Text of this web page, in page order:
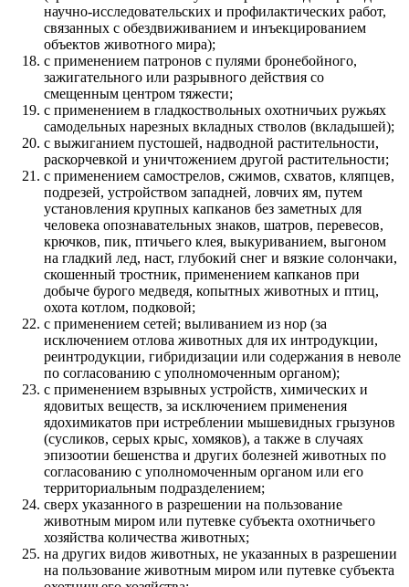
научно-исследовательских и профилактических работ,
связанных с обездвиживанием и инъекцированием
объектов животного мира);
с применением патронов с пулями бронебойного,
зажигательного или разрывного действия со
смещенным центром тяжести;
с применением в гладкоствольных охотничьих ружьях
самодельных нарезных вкладных стволов (вкладышей);
с выжиганием пустошей, надводной растительности,
раскорчевкой и уничтожением другой растительности;
с применением самострелов, сжимов, схватов, кляпцев,
подрезей, устройством западней, ловчих ям, путем
установления крупных капканов без заметных для
человека опознавательных знаков, шатров, перевесов,
крючков, пик, птичьего клея, выкуриванием, выгоном
на гладкий лед, наст, глубокий снег и вязкие солончаки,
скошенный тростник, применением капканов при
добыче бурого медведя, копытных животных и птиц,
охота котлом, подковой;
с применением сетей; выливанием из нор (за
исключением отлова животных для их интродукции,
реинтродукции, гибридизации или содержания в неволе
по согласованию с уполномоченным органом);
с применением взрывных устройств, химических и
ядовитых веществ, за исключением применения
ядохимикатов при истреблении мышевидных грызунов
(сусликов, серых крыс, хомяков), а также в случаях
эпизоотии бешенства и других болезней животных по
согласованию с уполномоченным органом или его
территориальным подразделением;
сверх указанного в разрешении на пользование
животным миром или путевке субъекта охотничьего
хозяйства количества животных;
на других видов животных, не указанных в разрешении
на пользование животным миром или путевке субъекта